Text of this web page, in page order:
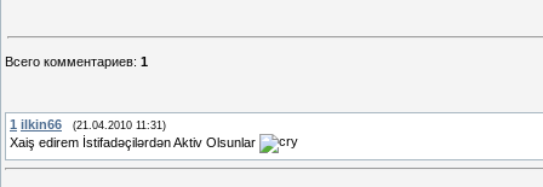
Всего комментариев: 1
1 ilkin66 (21.04.2010 11:31)
Xaiş edirem İstifadəçilərdən Aktiv Olsunlar